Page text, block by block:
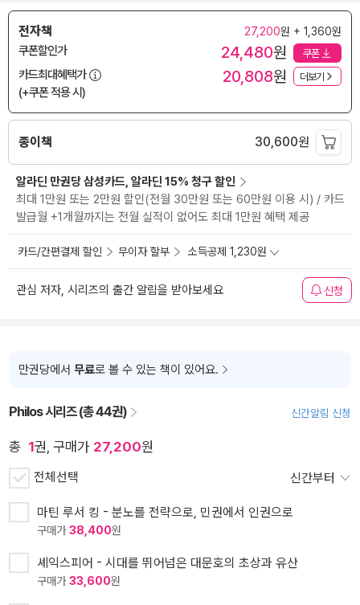
전자책 27,200원 + 1,360원
쿠폰할인가 24,480원 쿠폰
카드최대혜택가
(+쿠폰 적용 시)
20,808원 더보기
종이책 30,600원
알라딘 만권당 삼성카드, 알라딘 15% 청구 할인
최대 1만원 또는 2만원 할인(전월 30만원 또는 60만원 이용 시) / 카드
발급월 +1개월까지는 전월 실적이 없어도 최대 1만원 혜택 제공
카드/간편결제 할인 무이자 할부 소득공제 1,230원
관심 저자, 시리즈의 출간 알림을 받아보세요 신청
만권당에서 무료로 볼 수 있는 책이 있어요.
Philos 시리즈 (총 44권) 신간알림 신청
총 1권, 구매가 27,200원
전체선택 신간부터
마틴 루서 킹 - 분노를 전략으로, 민권에서 인권으로
구매가38,400원
셰익스피어 - 시대를 뛰어넘은 대문호의 초상과 유산
구매가33,600원